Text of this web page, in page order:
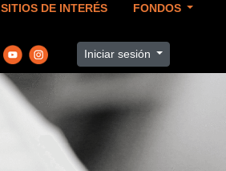
SITIOS DE INTERÉS FONDOS
Iniciar sesión